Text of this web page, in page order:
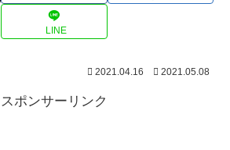
LINE
2021.04.16 2021.05.08
スポンサーリンク